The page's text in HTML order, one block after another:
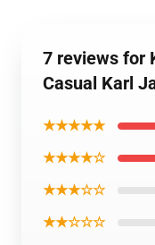
7 reviews for
Casual Karl
★★★★★
★★★★☆
★★★☆☆
★★☆☆☆